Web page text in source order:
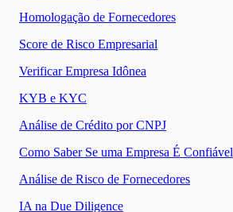
Homologação de Fornecedores
Score de Risco Empresarial
Verificar Empresa Idônea
KYB e KYC
Análise de Crédito por CNPJ
Como Saber Se uma Empresa É Confiável
Análise de Risco de Fornecedores
IA na Due Diligence